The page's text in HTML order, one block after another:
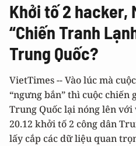
Khởi tố 2 hacker,
“Chiến Tranh
Trung Quốc?
VietTimes -- Vào lúc mà
“ngưng bắn” thì cuộc chiến
Trung Quốc lại nóng lên
20.12 khởi tố 2 công dân
lấy cắp các dữ liệu quan